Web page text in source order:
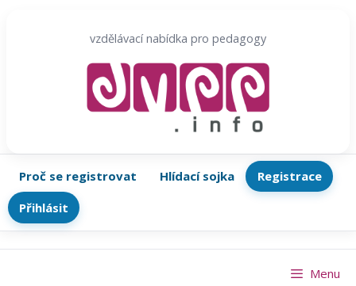
vzdělávací nabídka pro pedagogy
Proč se registrovat Hlídací sojka
Registrace
Přihlásit
Menu